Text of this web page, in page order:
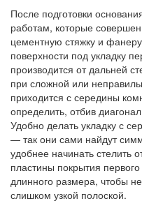
После подготовки
работам, которые
цементную стяжку и
поверхности под укладку
производится от дальней
при сложной или
приходится с середины
определить, отбив
Удобно делать укладку с
— так они сами найдут
удобнее начинать стелить
пластины покрытия
длинного размера, чтобы
слишком узкой полоской.